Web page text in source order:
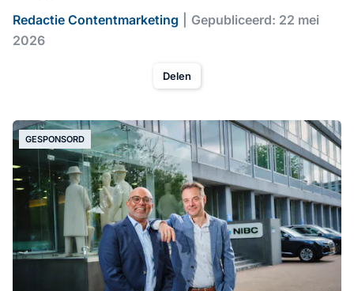
Redactie Contentmarketing
Gepubliceerd: 22 mei
2026
Delen
GESPONSORD